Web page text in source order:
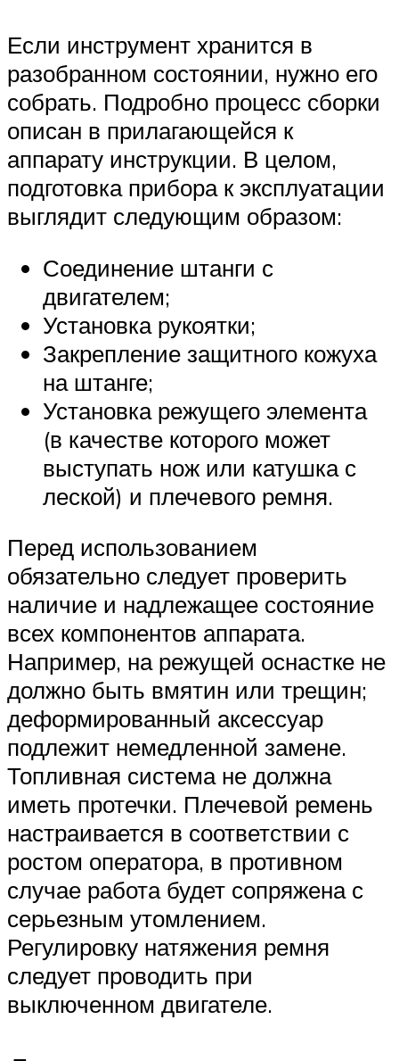
Если инструмент хранится в
разобранном состоянии, нужно его
собрать. Подробно процесс сборки
описан в прилагающейся к
аппарату инструкции. В целом,
подготовка прибора к эксплуатации
выглядит следующим образом:
Соединение штанги с
двигателем;
Установка рукоятки;
Закрепление защитного кожуха
на штанге;
Установка режущего элемента
(в качестве которого может
выступать нож или катушка с
леской) и плечевого ремня.
Перед использованием
обязательно следует проверить
наличие и надлежащее состояние
всех компонентов аппарата.
Например, на режущей оснастке не
должно быть вмятин или трещин;
деформированный аксессуар
подлежит немедленной замене.
Топливная система не должна
иметь протечки. Плечевой ремень
настраивается в соответствии с
ростом оператора, в противном
случае работа будет сопряжена с
серьезным утомлением.
Регулировку натяжения ремня
следует проводить при
выключенном двигателе.